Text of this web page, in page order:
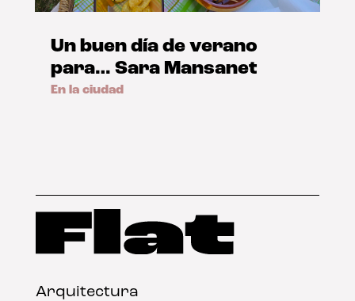
Un buen día de verano
para… Sara Mansanet
En la ciudad
Arquitectura